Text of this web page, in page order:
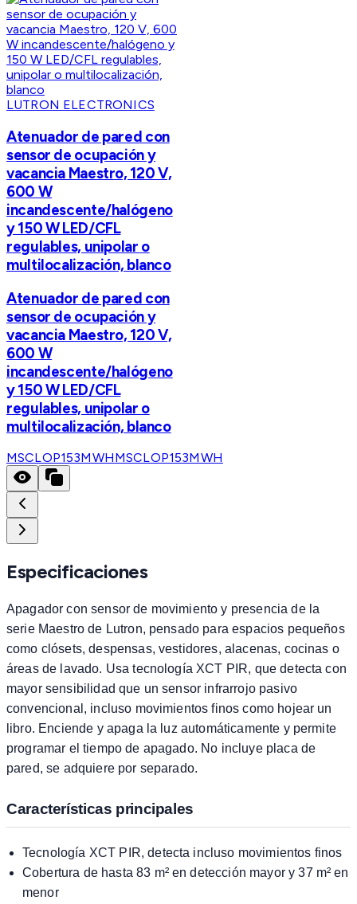
LUTRON ELECTRONICS
Atenuador de pared con
sensor de ocupación y
vacancia Maestro, 120 V,
600 W
incandescente/halógeno
y 150 W LED/CFL
regulables, unipolar o
multilocalización, blanco
Atenuador de pared con
sensor de ocupación y
vacancia Maestro, 120 V,
600 W
incandescente/halógeno
y 150 W LED/CFL
regulables, unipolar o
multilocalización, blanco
MSCLOP153MWHMSCLOP153MWH
Especificaciones
Apagador con sensor de movimiento y presencia de la
serie Maestro de Lutron, pensado para espacios pequeños
como clósets, despensas, vestidores, alacenas, cocinas o
áreas de lavado. Usa tecnología XCT PIR, que detecta con
mayor sensibilidad que un sensor infrarrojo pasivo
convencional, incluso movimientos finos como hojear un
libro. Enciende y apaga la luz automáticamente y permite
programar el tiempo de apagado. No incluye placa de
pared, se adquiere por separado.
Características principales
Tecnología XCT PIR, detecta incluso movimientos finos
Cobertura de hasta 83 m² en detección mayor y 37 m² en
menor